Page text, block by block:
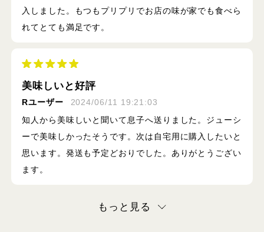
入しました。もつもプリプリでお店の味が家でも食べら
れてとても満足です。
美味しいと好評
Rユーザー
2024/06/11 19:21:03
知人から美味しいと聞いて息子へ送りました。ジューシ
ーで美味しかったそうです。次は自宅用に購入したいと
思います。発送も予定どおりでした。ありがとうござい
ます。
もっと見る